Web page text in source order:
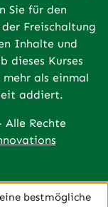
Sie für den
Freischaltung
Inhalte und
dieses Kurses
als einmal
addiert.
Rechte
bestmögliche